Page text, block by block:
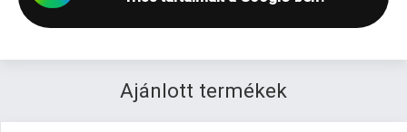
Ajánlott termékek